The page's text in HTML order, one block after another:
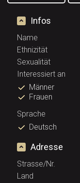
Infos
Name
Ethnizität
Sexualität
Interessiert an
Männer
Frauen
Sprache
Deutsch
Adresse
Strasse/Nr.
Land